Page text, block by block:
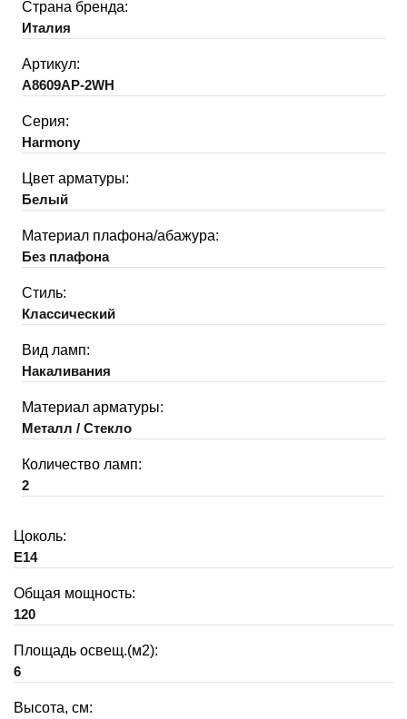
Страна бренда:
Италия
Артикул:
A8609AP-2WH
Серия:
Harmony
Цвет арматуры:
Белый
Материал плафона/абажура:
Без плафона
Стиль:
Классический
Вид ламп:
Накаливания
Материал арматуры:
Металл / Стекло
Количество ламп:
2
Цоколь:
E14
Общая мощность:
120
Площадь освещ.(м2):
6
Высота, см: